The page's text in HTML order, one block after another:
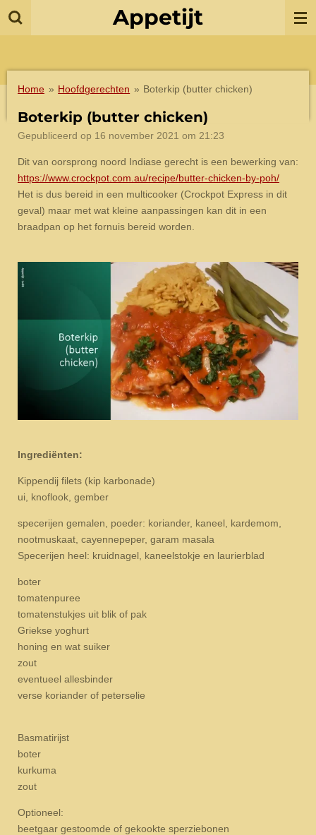
Ga
Appetijt
Home » Hoofdgerechten » Boterkip (butter chicken)
Boterkip (butter chicken)
Gepubliceerd op 16 november 2021 om 21:23
Dit van oorsprong noord Indiase gerecht is een bewerking van:
https://www.crockpot.com.au/recipe/butter-chicken-by-poh/
Het is dus bereid in een multicooker (Crockpot Express in dit
geval) maar met wat kleine aanpassingen kan dit in een
braadpan op het fornuis bereid worden.
Ingrediënten:
Kippendij filets (kip karbonade)
ui, knoflook, gember
specerijen gemalen, poeder: koriander, kaneel, kardemom,
nootmuskaat, cayennepeper, garam masala
Specerijen heel: kruidnagel, kaneelstokje en laurierblad
boter
tomatenpuree
tomatenstukjes uit blik of pak
Griekse yoghurt
honing en wat suiker
zout
eventueel allesbinder
verse koriander of peterselie
Basmatirijst
boter
kurkuma
zout
Optioneel:
beetgaar gestoomde of gekookte sperziebonen